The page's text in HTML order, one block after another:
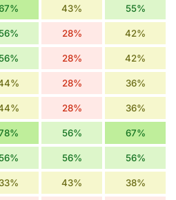
43% 55%
56% 28% 42%
56% 28% 42%
28% 36%
28% 36%
56% 67%
56% 56% 56%
33% 43% 38%